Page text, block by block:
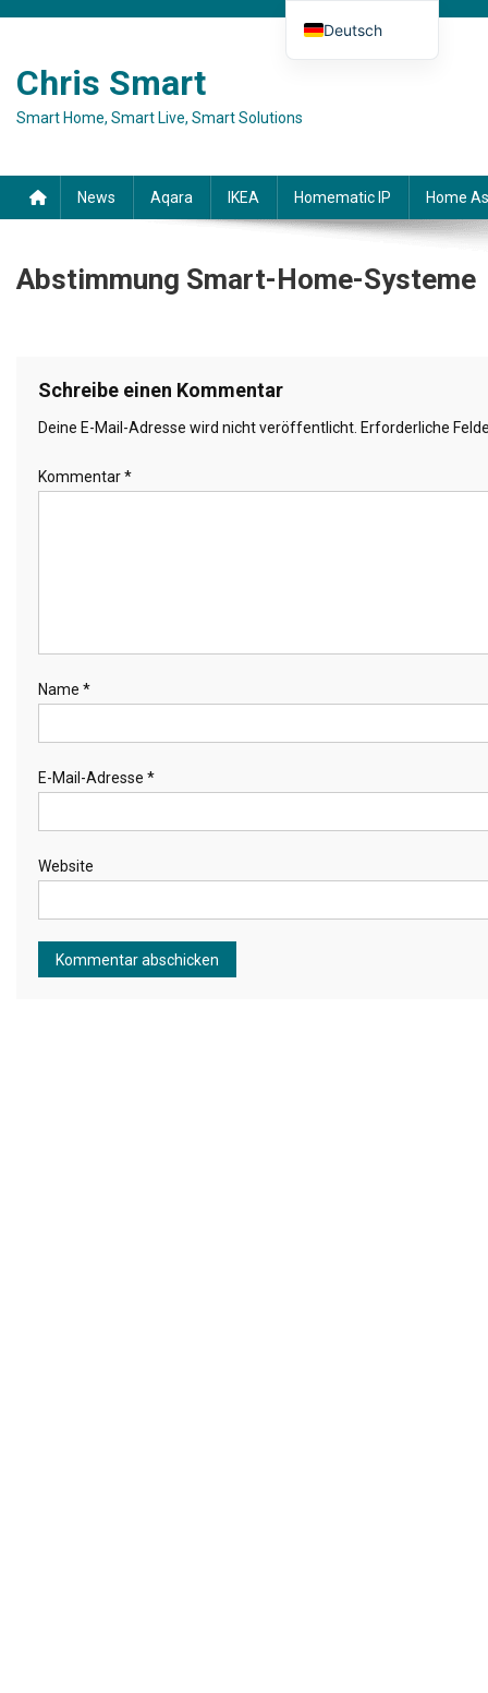
Chris Smart
Smart Home, Smart Live, Smart Solutions
News Aqara IKEA Homematic IP Home
Abstimmung Smart-Home-Systeme
Schreibe einen Kommentar
Deine E-Mail-Adresse wird nicht veröffentlicht. Erforderliche
Kommentar*
Name *
E-Mail-Adresse *
Website
Deutsch
Italiano